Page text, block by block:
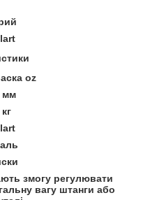
oz
мм
змогу регулювати
вагу штанги або